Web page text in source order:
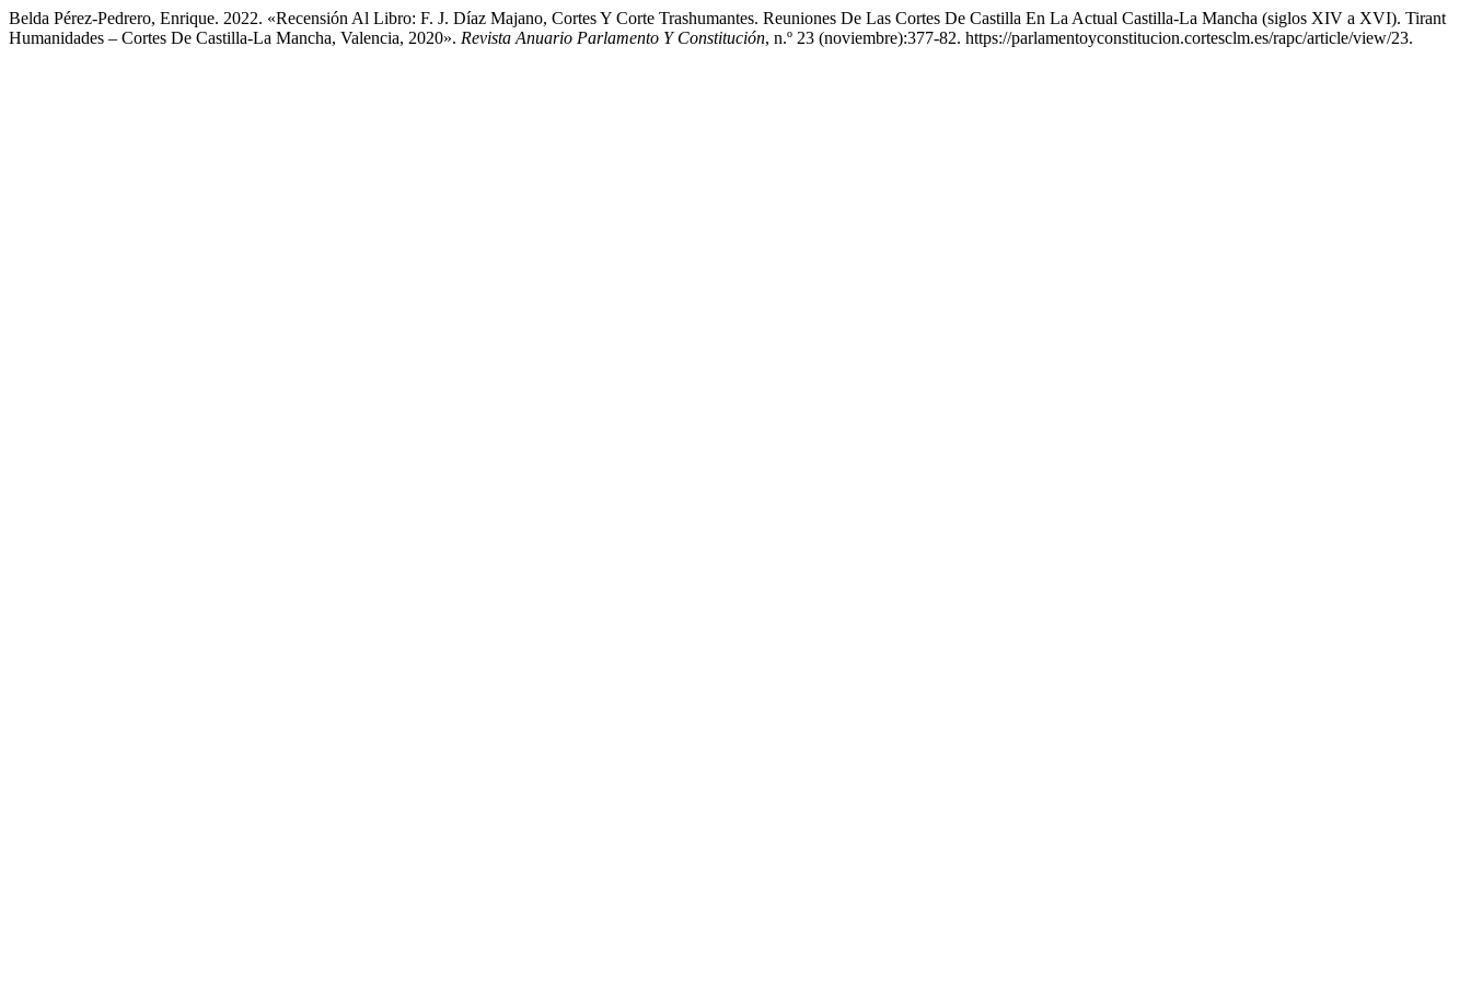
Belda Pérez-Pedrero, Enrique. 2022. «Recensión Al Libro: F. J. Díaz Majano, Cortes Y Corte Trashumantes. Reuniones De Las Cortes De Castilla En La Actual Castilla-La Mancha (siglos XIV a XVI). Tirant
Humanidades – Cortes De Castilla-La Mancha, Valencia, 2020». Revista Anuario Parlamento Y Constitución, n.º 23 (noviembre):377-82. https://parlamentoyconstitucion.cortesclm.es/rapc/article/view/23.